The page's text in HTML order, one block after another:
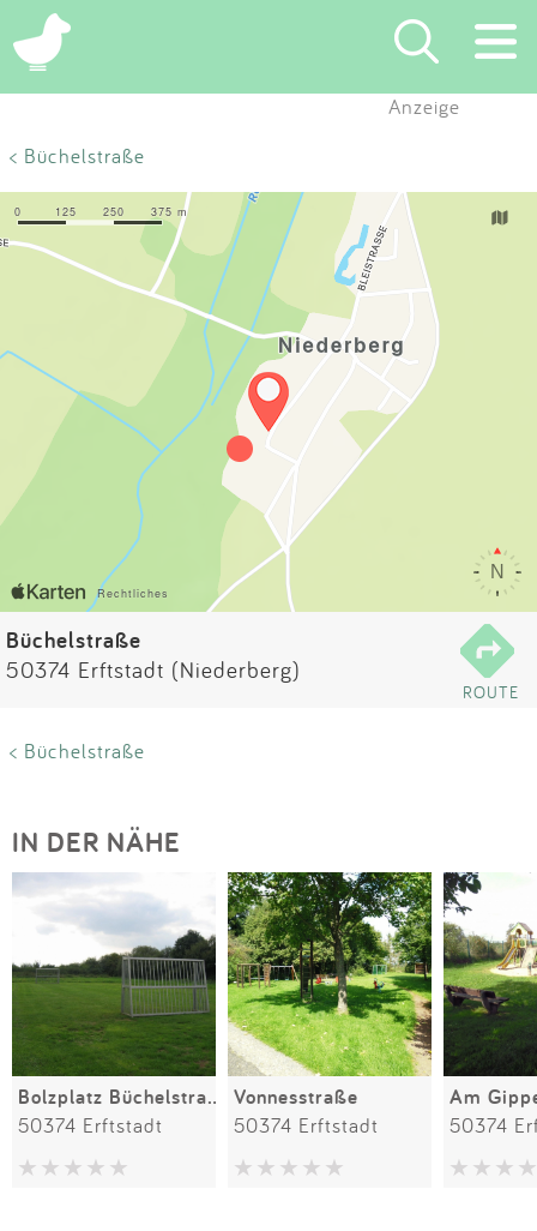
×
Eintragen
App
Blog
Partner
Kontakt
Impressum
Anzeige
< Büchelstraße
Büchelstraße
50374 Erftstadt (Niederberg)
ROUTE
< Büchelstraße
IN DER NÄHE
Bolzplatz Büchelstraße
50374 Erftstadt
Vonnesstraße
50374 Erftstadt
Am
50374